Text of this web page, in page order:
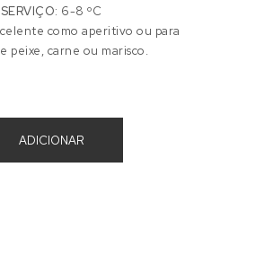
6-8 ºC
como aperitivo ou para
peixe, carne ou marisco.
ADICIONAR